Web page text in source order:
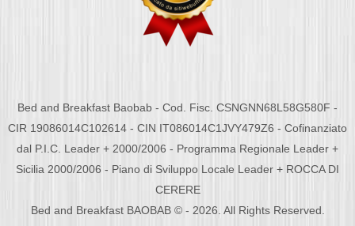
Bed and Breakfast Baobab - Cod. Fisc. CSNGNN68L58G580F -
CIR 19086014C102614 - CIN IT086014C1JVY479Z6 - Cofinanziato
dal P.I.C. Leader + 2000/2006 - Programma Regionale Leader +
Sicilia 2000/2006 - Piano di Sviluppo Locale Leader + ROCCA DI
CERERE
Bed and Breakfast BAOBAB © - 2026. All Rights Reserved.